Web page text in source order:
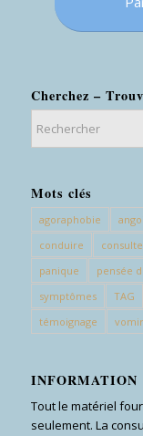
Cherchez –
Mots clés
agoraphobie
conduire
panique
pensée
symptômes
TAG
témoignage
vomir
INFORMATION
Tout le matériel
seulement. La